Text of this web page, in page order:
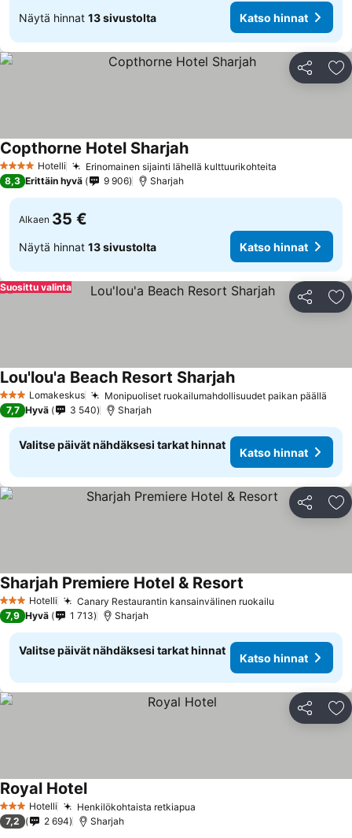
Näytä hinnat 13 sivustolta Katso hinnat
Jaa
4 Tähtiluokitus
Hotelli Erinomainen sijainti lähellä kulttuurikohteita
Copthorne Hotel Sharjah
8,3 Erittäin hyvä 9 906 Sharjah
Alkaen 35 €
Näytä hinnat 13 sivustolta Katso hinnat
Jaa
Suosittu valinta
3 Tähtiluokitus
Lomakeskus Monipuoliset ruokailumahdollisuudet paikan päällä
Lou'lou'a Beach Resort Sharjah
7,7 Hyvä 3 540 Sharjah
Valitse päivät nähdäksesi tarkat hinnat
Katso hinnat
Jaa
3 Tähtiluokitus
Hotelli Canary Restaurantin kansainvälinen ruokailu
Sharjah Premiere Hotel & Resort
7,9 Hyvä 1 713 Sharjah
Valitse päivät nähdäksesi tarkat hinnat
Katso hinnat
Jaa
3 Tähtiluokitus
Hotelli Henkilökohtaista retkiapua
Royal Hotel
7,2 2 694 Sharjah